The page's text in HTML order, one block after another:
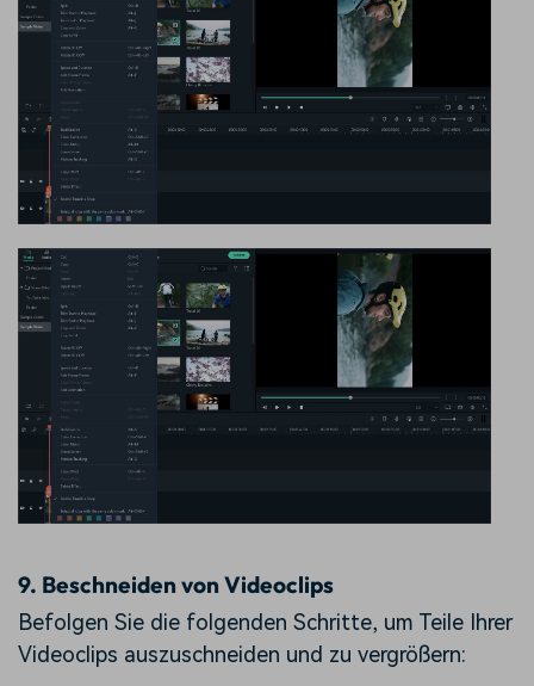
9. Beschneiden von Videoclips
Befolgen Sie die folgenden Schritte, um Teile Ihrer
Videoclips auszuschneiden und zu vergrößern: